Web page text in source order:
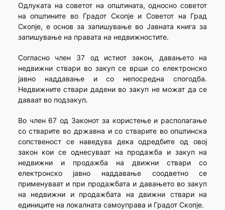
Одлуката на советот на општината, односно советот
на општините во Градот Скопје и Советот на Град
Скопје, е основ за запишување во Јавната книга за
запишување на правата на недвижностите.
Согласно член 37 од истиот закон, давањето на
недвижни ствари во закуп се врши со електронско
јавно наддавање и со непосредна спогодба.
Недвижните ствари дадени во закуп не можат да се
даваат во подзакуп.
Во член 67 од Законот за користење и располагање
со стварите во државна и со стварите во општинска
сопственост се наведува дека одредбите од овој
закон кои се однесуваат на продажба и закуп на
недвижни и продажба на движни ствари со
електронско јавно наддавање соодветно се
применуваат и при продажбата и давањето во закуп
на недвижни и продажбата на движни ствари на
единиците на локалната самоуправа и Градот Скопје.